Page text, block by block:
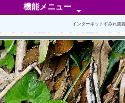
機能メニュー
インターネットすみれ図